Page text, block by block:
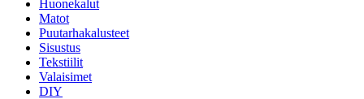
Huonekalut
Matot
Puutarhakalusteet
Sisustus
Tekstiilit
Valaisimet
DIY